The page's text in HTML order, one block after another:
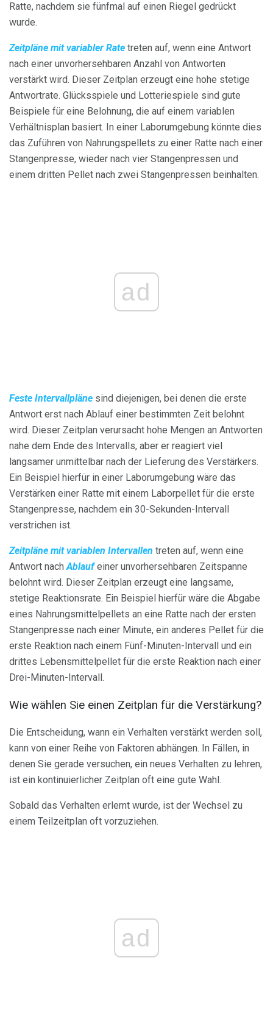
Ratte, nachdem sie fünfmal auf einen Riegel gedrückt
wurde.
Zeitpläne mit variabler Rate treten auf, wenn eine Antwort
nach einer unvorhersehbaren Anzahl von Antworten
verstärkt wird. Dieser Zeitplan erzeugt eine hohe stetige
Antwortrate. Glücksspiele und Lotteriespiele sind gute
Beispiele für eine Belohnung, die auf einem variablen
Verhältnisplan basiert. In einer Laborumgebung könnte dies
das Zuführen von Nahrungspellets zu einer Ratte nach einer
Stangenpresse, wieder nach vier Stangenpressen und
einem dritten Pellet nach zwei Stangenpressen beinhalten.
ad
Feste Intervallpläne sind diejenigen, bei denen die erste
Antwort erst nach Ablauf einer bestimmten Zeit belohnt
wird. Dieser Zeitplan verursacht hohe Mengen an Antworten
nahe dem Ende des Intervalls, aber er reagiert viel
langsamer unmittelbar nach der Lieferung des Verstärkers.
Ein Beispiel hierfür in einer Laborumgebung wäre das
Verstärken einer Ratte mit einem Laborpellet für die erste
Stangenpresse, nachdem ein 30-Sekunden-Intervall
verstrichen ist.
Zeitpläne mit variablen Intervallen treten auf, wenn eine
Antwort nachAblaufeiner unvorhersehbaren Zeitspanne
belohnt wird. Dieser Zeitplan erzeugt eine langsame,
stetige Reaktionsrate. Ein Beispiel hierfür wäre die Abgabe
eines Nahrungsmittelpellets an eine Ratte nach der ersten
Stangenpresse nach einer Minute, ein anderes Pellet für die
erste Reaktion nach einem Fünf-Minuten-Intervall und ein
drittes Lebensmittelpellet für die erste Reaktion nach einer
Drei-Minuten-Intervall.
Wie wählen Sie einen Zeitplan für die Verstärkung?
Die Entscheidung, wann ein Verhalten verstärkt werden soll,
kann von einer Reihe von Faktoren abhängen. In Fällen, in
denen Sie gerade versuchen, ein neues Verhalten zu lehren,
ist ein kontinuierlicher Zeitplan oft eine gute Wahl.
Sobald das Verhalten erlernt wurde, ist der Wechsel zu
einem Teilzeitplan oft vorzuziehen.
ad